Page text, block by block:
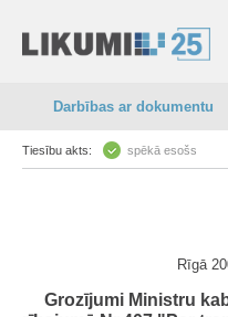
Darbības ar dokumentu
Tiesību akts: spēkā esošs
Rīgā
Grozījumi Ministru